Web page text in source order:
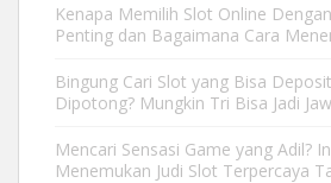
Kenapa Memilih Slot Online
Penting dan Bagaimana Cara
Bingung Cari Slot yang Bisa
Dipotong? Mungkin Tri Bisa Jadi
Mencari Sensasi Game yang Adil?
Menemukan Judi Slot Terpercaya